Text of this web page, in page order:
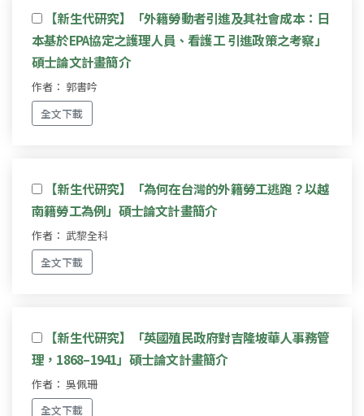
【新生代研究】「外籍勞動者引進及其社會成本：日
本基於EPA協定之護理人員、看護工 引進政策之考察」
碩士論文計畫簡介
作者： 郭書吟
全文下載
【新生代研究】「為何在台灣的外籍勞工逃跑？以越
南籍勞工為例」碩士論文計畫簡介
作者： 武黎全科
全文下載
【新生代研究】「英國殖民政府對吉隆坡華人事務管
理，1868–1941」碩士論文計畫簡介
作者： 吳佩珊
全文下載